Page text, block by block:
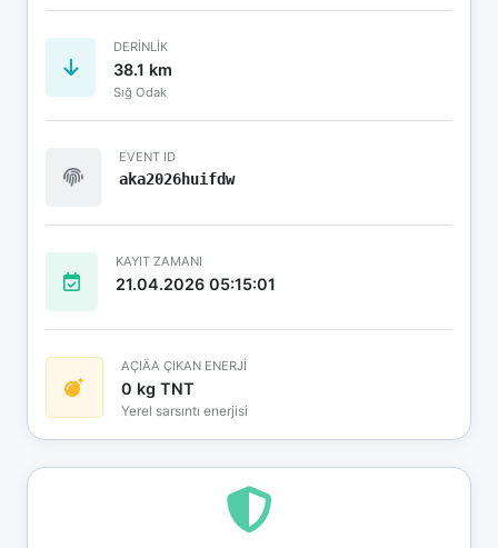
DERINLIK
38.1 km
Sığ Odak
EVENT ID
aka2026huifdw
KAYIT ZAMANI
21.04.2026 05:15:01
AÇIÄA ÇIKAN ENERJİ
0 kg TNT
Yerel sarsıntı enerjisi